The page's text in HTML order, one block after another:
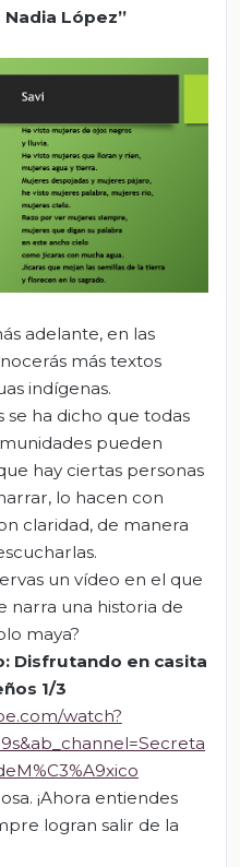
López”
adelante, en las
más textos
indígenas.
se ha dicho que todas
pueden
hay ciertas personas
lo hacen con
claridad, de manera
un vídeo en el que
narra una historia de
maya?
Disfrutando en casita
1/3
watch?
¡Ahora entiendes
logran salir de la